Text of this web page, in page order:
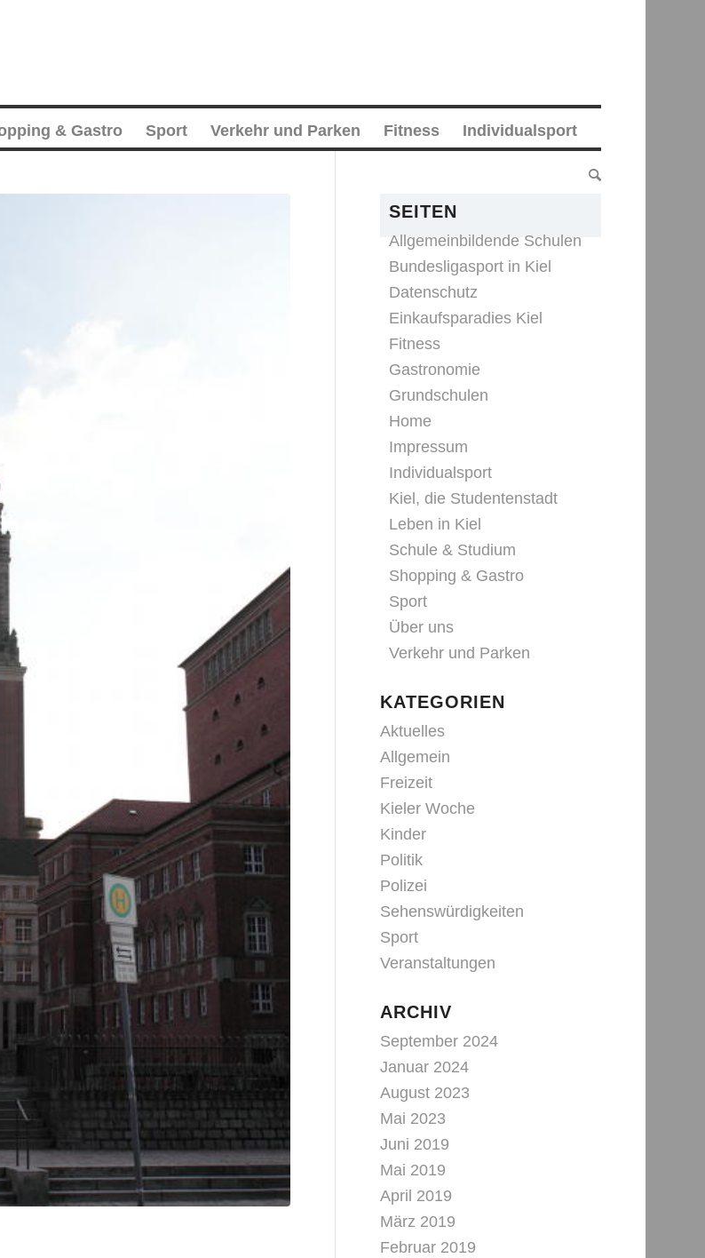
& Gastro Sport Verkehr und Parken Fitness Individualsport
SEITEN
Allgemeinbildende Schulen
Bundesligasport in Kiel
Datenschutz
Einkaufsparadies Kiel
Fitness
Gastronomie
Grundschulen
Home
Impressum
Individualsport
Kiel, die Studentenstadt
Leben in Kiel
Schule & Studium
Shopping & Gastro
Sport
Über uns
Verkehr und Parken
KATEGORIEN
Aktuelles
Allgemein
Freizeit
Kieler Woche
Kinder
Politik
Polizei
Sehenswürdigkeiten
Sport
Veranstaltungen
ARCHIV
September 2024
Januar 2024
August 2023
Mai 2023
Juni 2019
Mai 2019
April 2019
März 2019
Februar 2019